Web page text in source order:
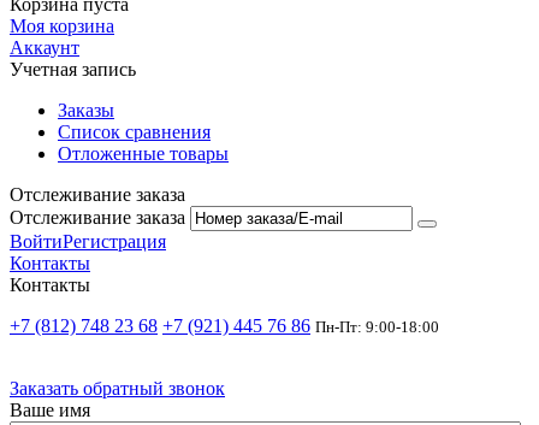
Моя корзина
Аккаунт
Учетная запись
Заказы
Список сравнения
Отложенные товары
Отслеживание заказа
Отслеживание заказа
ВойтиРегистрация
Контакты
Контакты
+7 (812) 748 23 68 +7 (921) 445 76 86 Пн-Пт: 9:00-18:00
Заказать обратный звонок
Ваше имя